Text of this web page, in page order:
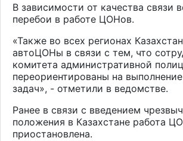
В зависимости от качества связи
перебои в работе ЦОНов.
«Также во всех регионах
автоЦОНы в связи с тем, что
комитета административной
переориентированы на
задач», - отметили в ведомстве.
Ранее в связи с введением
положения в Казахстане работа
приостановлена.